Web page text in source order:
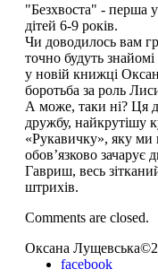
"Безхвоста" - перша
дітей 6-9 років.
Чи доводилось вам
точно будуть
у новій книжці
боротьба за роль
А може, таки ні? Ця
дружбу, найкрутішу
«Рукавичку», яку ми
обов’язково
Гавриш, весь
штрихів.
Comments are closed.
Оксана
facebook